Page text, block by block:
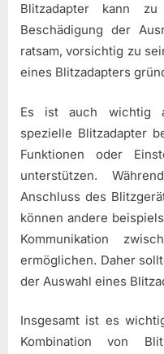
Blitzadapter kann
Beschädigung der
ratsam, vorsichtig zu
eines Blitzadapters
Es ist auch wichtig
spezielle Blitzadapter
Funktionen oder
unterstützen.
Anschluss des
können andere
Kommunikation
ermöglichen. Daher
der Auswahl eines
Insgesamt ist es
Kombination von